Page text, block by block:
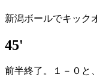
新潟ボールでキック
45'
前半終了。１－０と